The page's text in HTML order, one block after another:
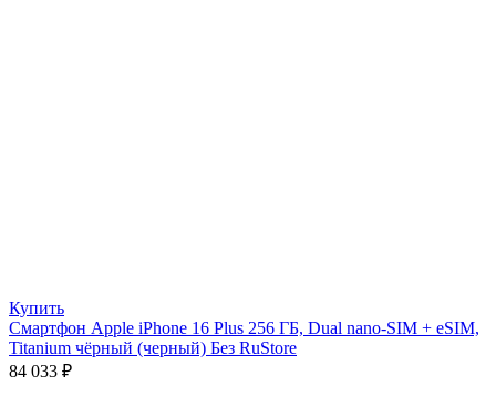
Купить
Смартфон Apple iPhone 16 Plus 256 ГБ, Dual nano-SIM + eSIM,
Titanium чёрный (черный) Без RuStore
84 033 ₽